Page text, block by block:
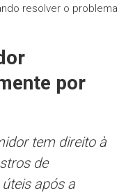
resolver o problema
por
tem direito à
de
após a